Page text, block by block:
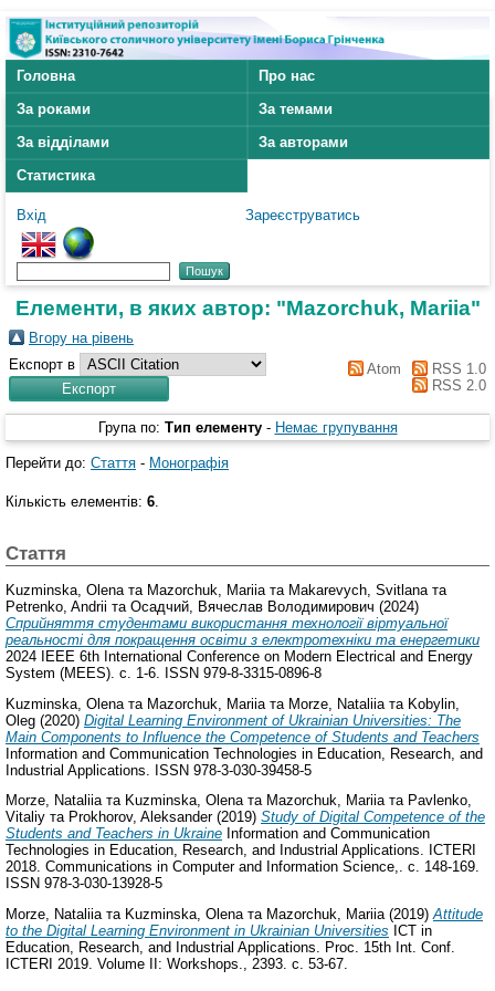
Головна
Про нас
За роками
За темами
За відділами
За авторами
Статистика
Вхід Зареєструватись
Елементи, в яких автор: "Mazorchuk, Mariia"
Вгору на рівень
Експорт в
Atom
RSS 1.0
RSS 2.0
Група по: Тип елементу - Немає групування
Перейти до: Стаття - Монографія
Кількість елементів: 6.
Стаття
Kuzminska, Olena та Mazorchuk, Mariia та Makarevych, Svitlana та
Petrenko, Andrii та Осадчий, Вячеслав Володимирович (2024)
Сприйняття студентами використання технології віртуальної
реальності для покращення освіти з електротехніки та енергетики
2024 IEEE 6th International Conference on Modern Electrical and Energy
System (MEES). с. 1-6. ISSN 979-8-3315-0896-8
Kuzminska, Olena та Mazorchuk, Mariia та Morze, Nataliia та Kobylin,
Oleg (2020) Digital Learning Environment of Ukrainian Universities: The
Main Components to Influence the Competence of Students and Teachers
Information and Communication Technologies in Education, Research, and
Industrial Applications. ISSN 978-3-030-39458-5
Morze, Nataliiaта Kuzminska, Olenaта Mazorchuk, Mariiaта Pavlenko,
Vitaliy та Prokhorov, Aleksander(2019) Study of Digital Competence of the
Students and Teachers in Ukraine Information and Communication
Technologies in Education, Research, and Industrial Applications. ICTERI
2018. Communications in Computer and Information Science,. с. 148-169.
ISSN 978-3-030-13928-5
Morze, Nataliiaта Kuzminska, Olenaта Mazorchuk, Mariia(2019)Attitude
to the Digital Learning Environment in Ukrainian Universities ICT in
Education, Research, and Industrial Applications. Proc. 15th Int. Conf.
ICTERI 2019. Volume II: Workshops., 2393. с. 53-67.